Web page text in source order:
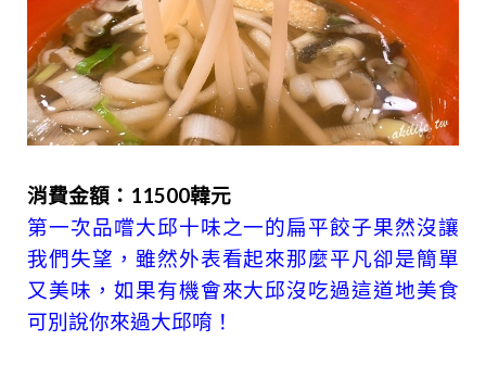
消費金額：11500韓元
第一次品嚐大邱十味之一的扁平餃子果然沒讓
我們失望，雖然外表看起來那麼平凡卻是簡單
又美味，如果有機會來大邱沒吃過這道地美食
可別說你來過大邱唷！